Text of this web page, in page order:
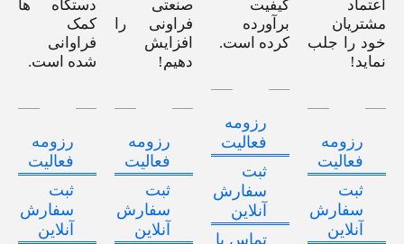
اعتماد
مشتریان
خود را جلب
نماید!
رزومه
فعالیت
ثبت
سفارش
آنلاین
کیفیت
برآورده
کرده است.
رزومه
فعالیت
ثبت
سفارش
آنلاین
تماس با
صنعتی
فراونی را
افزایش
دهیم!
رزومه
فعالیت
ثبت
سفارش
آنلاین
دستگاه ها
کمک
فراوانی
شده است.
رزومه
فعالیت
ثبت
سفارش
آنلاین